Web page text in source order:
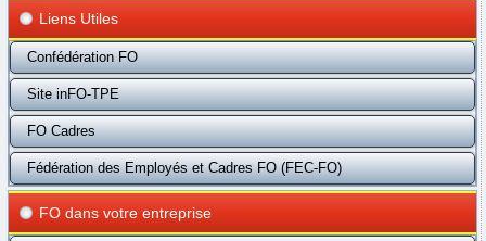
Liens Utiles
Confédération FO
Site inFO-TPE
FO Cadres
Fédération des Employés et Cadres FO (FEC-FO)
FO dans votre entreprise